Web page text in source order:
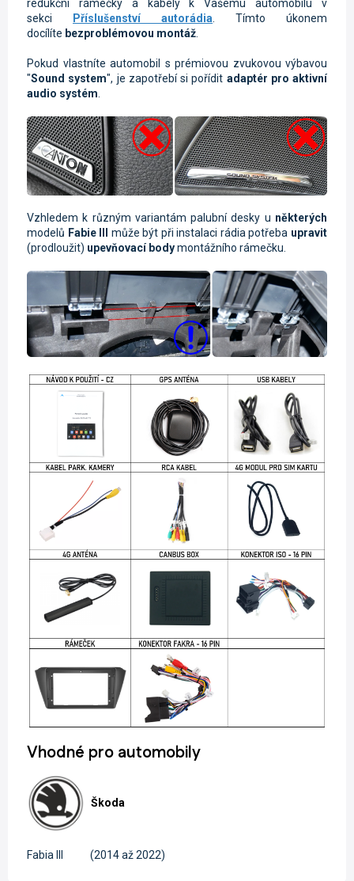
redukční rámečky a kabely k Vašemu automobilu v
sekci
Příslušenství autorádia . Tímto úkonem
docílíte bezproblémovou montáž
Pokud vlastníte automobil s prémiovou zvukovou výbavou
"Sound system", je zapotřebí si pořídit adaptér pro aktivní
audio systém
Vzhledem k různým variantám palubní desky u některých
modelů Fabie III může být při instalaci rádia potřeba upravit
(prodloužit) upevňovací bodymontážního rámečku.
Vhodné pro automobily
Škoda
Fabia III (2014 až 2022)